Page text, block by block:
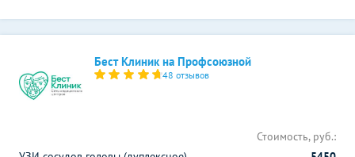
Бест Клиник на Профсоюзной
48 отзывов
Стоимость, руб.: